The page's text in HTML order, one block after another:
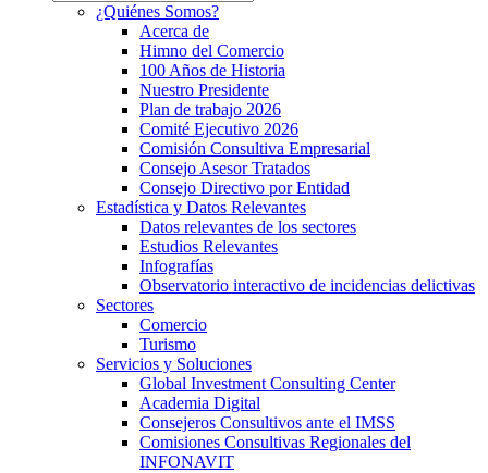
¿Quiénes Somos?
Acerca de
Himno del Comercio
100 Años de Historia
Nuestro Presidente
Plan de trabajo 2026
Comité Ejecutivo 2026
Comisión Consultiva Empresarial
Consejo Asesor Tratados
Consejo Directivo por Entidad
Estadística y Datos Relevantes
Datos relevantes de los sectores
Estudios Relevantes
Infografías
Observatorio interactivo de incidencias delictivas
Sectores
Comercio
Turismo
Servicios y Soluciones
Global Investment Consulting Center
Academia Digital
Consejeros Consultivos ante el IMSS
Comisiones Consultivas Regionales del
INFONAVIT